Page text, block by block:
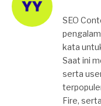
SEO
kata
Saat ini
serta
Fire,